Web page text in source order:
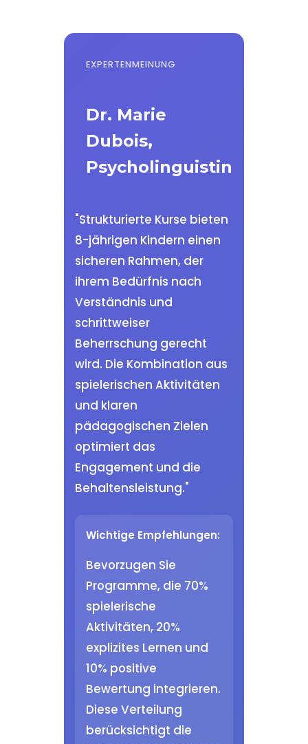
EXPERTENMEINUNG
Dr. Marie
Dubois,
Psycholinguistin
"Strukturierte Kurse bieten
8-jährigen Kindern einen
sicheren Rahmen, der
ihrem Bedürfnis nach
Verständnis und
schrittweiser
Beherrschung gerecht
wird. Die Kombination aus
spielerischen Aktivitäten
und klaren
pädagogischen Zielen
optimiert das
Engagement und die
Behaltensleistung."
Wichtige Empfehlungen:
Bevorzugen Sie
Programme, die 70%
spielerische
Aktivitäten, 20%
explizites Lernen und
10% positive
Bewertung integrieren.
Diese Verteilung
berücksichtigt die